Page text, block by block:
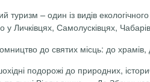
туризм – один із видів
у Личківцях, Самолусківцях,
до святих місць: до
подорожі до природних,